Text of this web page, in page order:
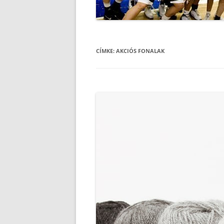
CÍMKE: AKCIÓS FONALAK